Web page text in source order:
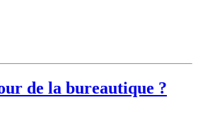
de la bureautique ?